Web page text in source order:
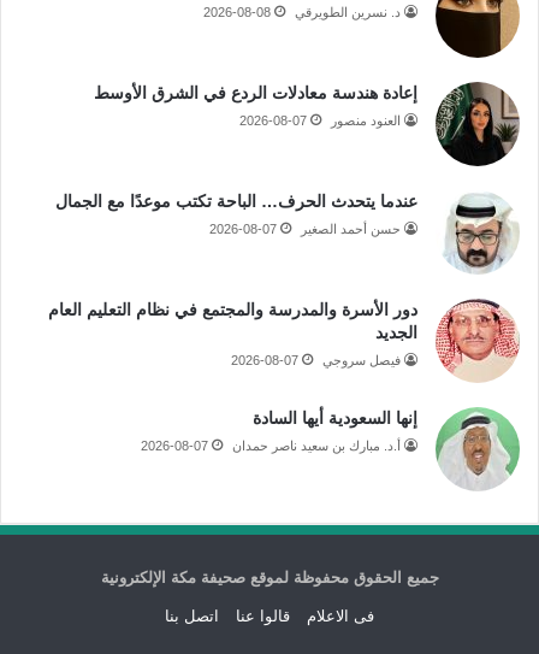
د. نسرين الطويرقي 2026-08-08
إعادة هندسة معادلات الردع في الشرق الأوسط
العنود منصور 2026-08-07
عندما يتحدث الحرف… الباحة تكتب موعدًا مع الجمال
حسن أحمد الصغير 2026-08-07
دور الأسرة والمدرسة والمجتمع في نظام التعليم العام
الجديد
فيصل سروجي 2026-08-07
إنها السعودية أيها السادة
أ.د. مبارك بن سعيد ناصر حمدان 2026-08-07
جميع الحقوق محفوظة لموقع صحيفة مكة الإلكترونية
فى الاعلام قالوا عنا اتصل بنا